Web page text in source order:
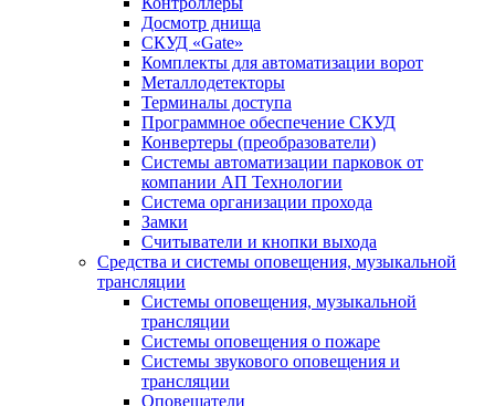
Досмотр днища
СКУД «Gate»
Комплекты для автоматизации ворот
Металлодетекторы
Терминалы доступа
Программное обеспечение СКУД
Конвертеры (преобразователи)
Системы автоматизации парковок от
компании АП Технологии
Система организации прохода
Замки
Считыватели и кнопки выхода
Средства и системы оповещения, музыкальной
трансляции
Системы оповещения, музыкальной
трансляции
Системы оповещения о пожаре
Системы звукового оповещения и
трансляции
Оповещатели